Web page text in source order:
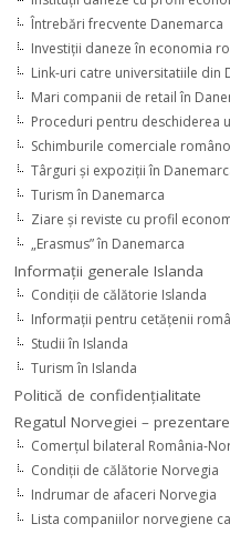
Întrebări frecvente Danemarca
Investiţii daneze în economia
Link-uri catre universitatiile din
Mari companii de retail în
Proceduri pentru deschiderea
Schimburile comerciale
Târguri şi expoziţii în
Turism în Danemarca
Ziare şi reviste cu profil
„Erasmus” în Danemarca
Informaţii generale Islanda
Condiţii de călătorie Islanda
Informaţii pentru cetăţenii
Studii în Islanda
Turism în Islanda
Politică de confidențialitate
Regatul Norvegiei –
Comerţul bilateral România-
Condiții de călătorie Norvegia
Indrumar de afaceri Norvegia
Lista companiilor norvegiene